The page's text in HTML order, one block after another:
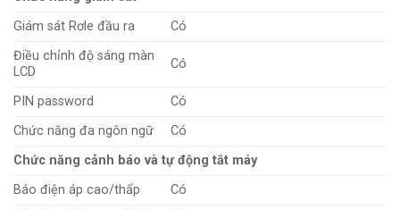
Giám sát Rơle đầu ra
Có
Điều chỉnh độ sáng màn
LCD
Có
PIN password
Có
Chức năng đa ngôn ngữ
Có
Chức năng cảnh báo và tự động tắt máy
Báo điện áp cao/thấp
Có